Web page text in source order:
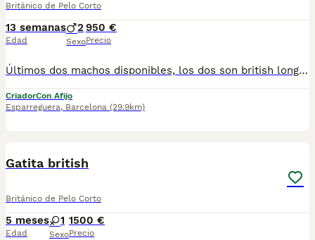
Británico de Pelo Corto
13 semanas
Edad
2
Sexo
950 €
Precio
Últimos dos machos disponibles, los dos son british longhair (pelo largo) blue golden shaded (ay11). Somos un criadero familiar dados de alta con Afijo WCF, por lo tanto todos nuestros pequeños tienen pedigrí. Los padres se someten a pruebas genéticas PKD y HCM y a pruebas víricas Felv y Fiv. Y solo criamos con animales sanos. Obviamente criamos en entorno familiar dentro de casa y tanto nuestros adultos como los bebés crecen con nosotros en el hogar y aprenden desde pequeños lo que es la vida en familia, acostumbrados a los ruidos de la vida cotidiana, y sabiendo usar su rascador y arenero. Los cachorros se podrán entregar a partir de Agosto de 2026 cuando hayan cumplido los 3 meses y tengan todas sus vacunas al día. Para mas info podéis contactar por whatsapp en cualquier momento del día: 680817806
CriadorCon Afijo
Esparreguera, Barcelona (29.9km)
Gatita british
Británico de Pelo Corto
5 meses
Edad
1
Sexo
1500 €
Precio